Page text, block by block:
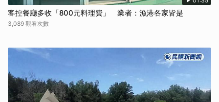
客控餐廳多收「800元料理費」 業者：漁港各家皆是
3,089 觀看次數